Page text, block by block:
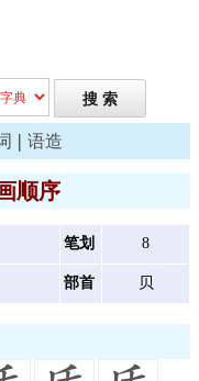
| 语造
顺序
笔划 8
部首 贝